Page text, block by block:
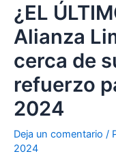
¿EL
Alianza
cerca de
refuerzo
2024
Deja un comentario /
2024